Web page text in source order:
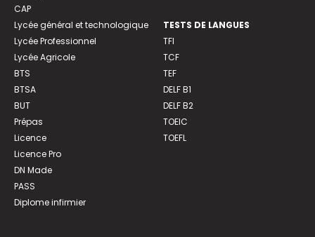
CAP
Lycée général et technologique
Lycée Professionnel
Lycée Agricole
BTS
BTSA
BUT
Prépas
Licence
Licence Pro
DN Made
PASS
Diplome infirmier
TESTS DE LANGUES
TFI
TCF
TEF
DELF B1
DELF B2
TOEIC
TOEFL